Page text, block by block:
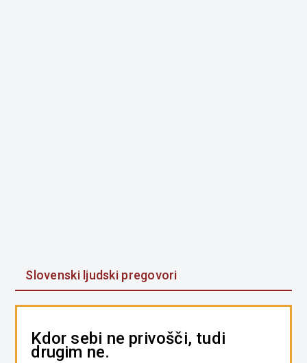
Slovenski ljudski pregovori
Kdor sebi ne privošči, tudi
drugim ne.